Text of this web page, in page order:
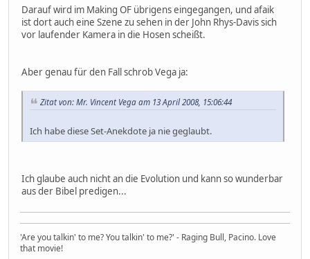
Darauf wird im Making OF übrigens eingegangen, und afaik
ist dort auch eine Szene zu sehen in der John Rhys-Davis sich
vor laufender Kamera in die Hosen scheißt.
Aber genau für den Fall schrob Vega ja:
Zitat von: Mr. Vincent Vega am 13 April 2008, 15:06:44
Ich habe diese Set-Anekdote ja nie geglaubt.
Ich glaube auch nicht an die Evolution und kann so wunderbar
aus der Bibel predigen...
'Are you talkin' to me? You talkin' to me?' - Raging Bull, Pacino. Love
that movie!